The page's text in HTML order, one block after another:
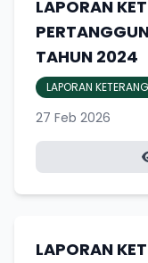
LAPORAN
TAHUN 2024
LAPORAN
27 Feb 2026
LAPORAN